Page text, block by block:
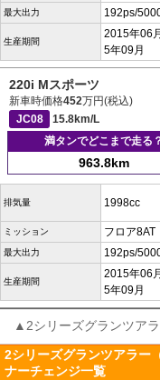
最大出力 192ps/
生産期間
2015年06
5年09月
220i Mスポーツ
新車時価格452万円(税込)
JC08
15.8km/L
満タンでどこまで走る
963.8km
排気量 1998cc
ミッション フロア8AT
最大出力 192ps/
生産期間
2015年06
5年09月
▲2シリーズグランツア
2シリーズグランツアラー
ナーチェンジ一覧